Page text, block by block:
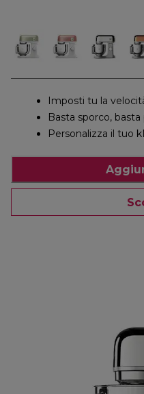
Imposti tu la
Basta sporco,
Personalizza il tuo